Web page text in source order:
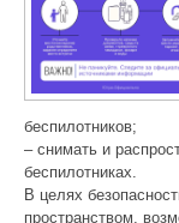
беспилотников;
– снимать и
беспилотниках.
В целях
пространством,